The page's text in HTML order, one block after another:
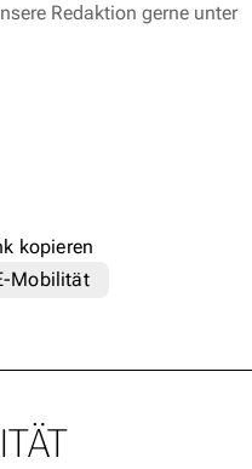
Redaktion gerne unter
kopieren
Mobilität